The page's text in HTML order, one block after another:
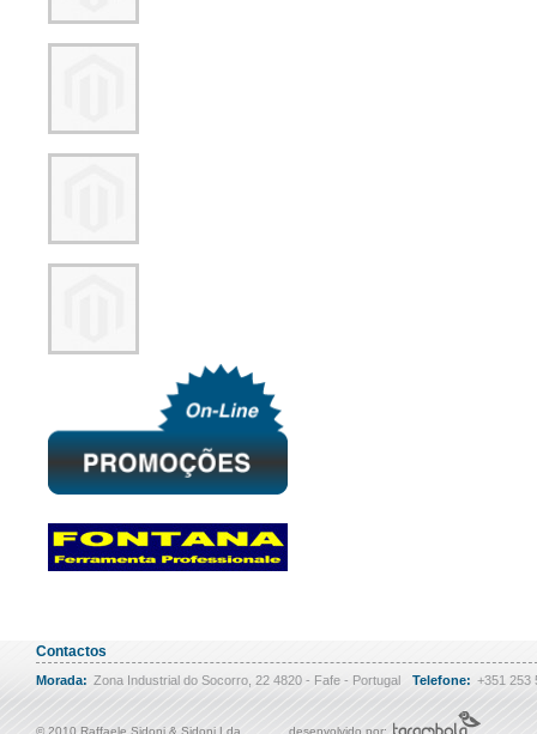
Contactos
Morada: Zona Industrial do Socorro, 22 4820 - Fafe - Portugal Telefone: +351 253
© 2010 Raffaele Sidoni & Sidoni Lda desenvolvido por: